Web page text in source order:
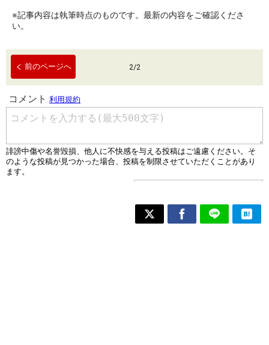
※記事内容は執筆時点のものです。最新の内容をご確認くださ
い。
前のページへ 2/2